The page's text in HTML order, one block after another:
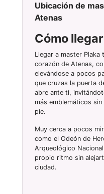
Ubicación de
Atenas
Cómo
Llegar a master Plaka
corazón de Atenas,
elevándose a pocos
que cruzas la puerta
abre ante ti,
más emblemáticos
pie.
Muy cerca a pocos
como el Odeón de
Arqueológico
propio ritmo sin
ciudad.